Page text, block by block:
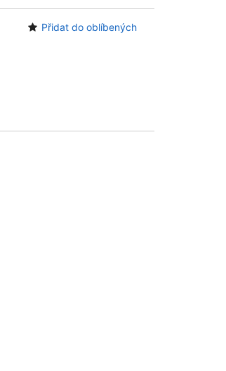
Přidat do oblíbených